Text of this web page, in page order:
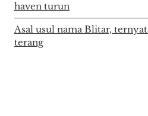
haven turun
Asal usul nama Blitar,
terang